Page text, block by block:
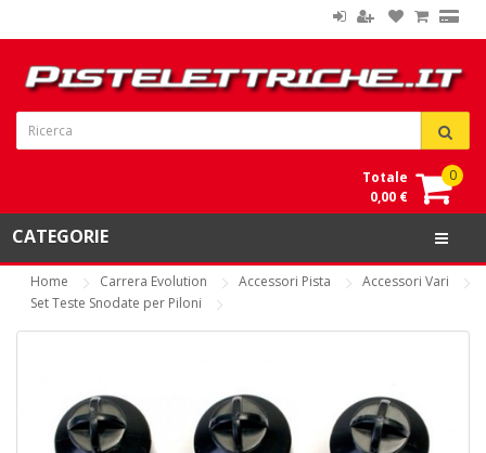
0
Totale
0,00 €
CATEGORIE
Home Carrera Evolution Accessori Pista
Accessori Vari
Set Teste Snodate per Piloni